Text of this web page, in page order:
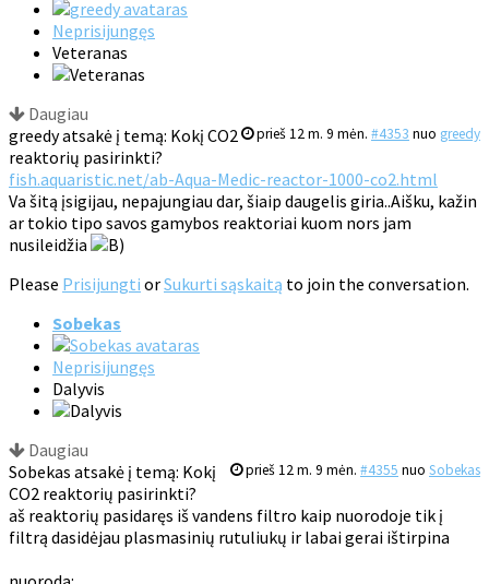
Neprisijungęs
Veteranas
Daugiau
prieš 12 m. 9 mėn. #4353 nuo greedy
greedy atsakė į temą: Kokį CO2
reaktorių pasirinkti?
fish.aquaristic.net/ab-Aqua-Medic-reactor-1000-co2.html
Va šitą įsigijau, nepajungiau dar, šiaip daugelis giria..Aišku, kažin
ar tokio tipo savos gamybos reaktoriai kuom nors jam
nusileidžia
Please Prisijungti orSukurti sąskaitą to join the conversation.
Sobekas
Neprisijungęs
Dalyvis
Daugiau
prieš 12 m. 9 mėn. #4355 nuo Sobekas
Sobekas atsakė į temą: Kokį
CO2 reaktorių pasirinkti?
aš reaktorių pasidaręs iš vandens filtro kaip nuorodoje tik į
filtrą dasidėjau plasmasinių rutuliukų ir labai gerai ištirpina